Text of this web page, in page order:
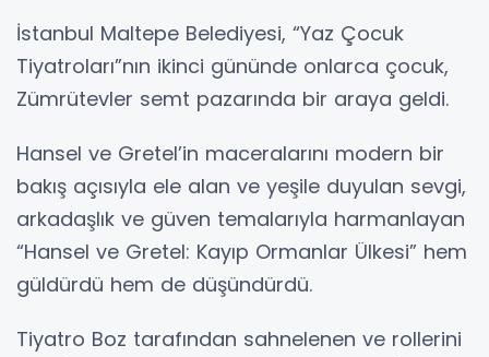
İstanbul Maltepe Belediyesi, “Yaz Çocuk
Tiyatroları”nın ikinci gününde onlarca çocuk,
Zümrütevler semt pazarında bir araya geldi.
Hansel ve Gretel’in maceralarını modern bir
bakış açısıyla ele alan ve yeşile duyulan sevgi,
arkadaşlık ve güven temalarıyla harmanlayan
“Hansel ve Gretel: Kayıp Ormanlar Ülkesi” hem
güldürdü hem de düşündürdü.
Tiyatro Boz tarafından sahnelenen ve rollerini